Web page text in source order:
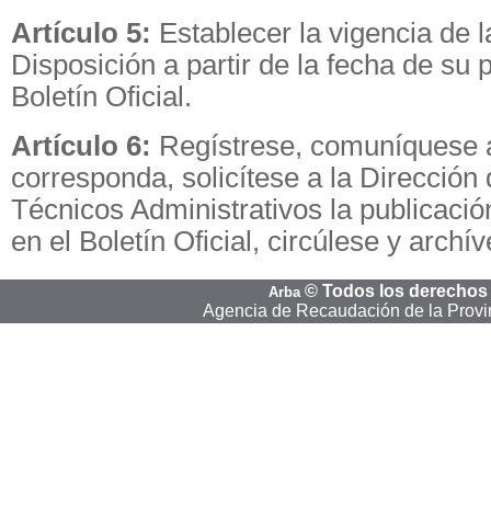
Artículo 5: Establecer la vigencia de
Disposición a partir de la fecha de su
Boletín Oficial.
Artículo 6: Regístrese, comuníquese
corresponda, solicítese a la Dirección
Técnicos Administrativos la
en el Boletín Oficial, circúlese y
Arba © Todos los
Agencia de Recaudación de la